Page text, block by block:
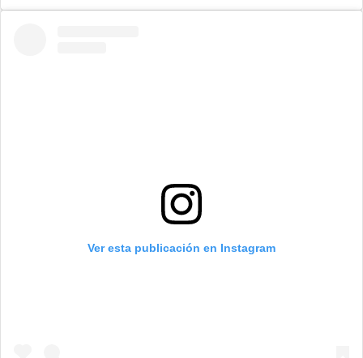
Ver esta publicación en Instagram